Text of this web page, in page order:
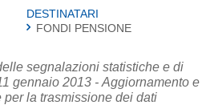
DESTINATARI
FONDI PENSIONE
segnalazioni statistiche e di
gennaio 2013 - Aggiornamento e
la trasmissione dei dati